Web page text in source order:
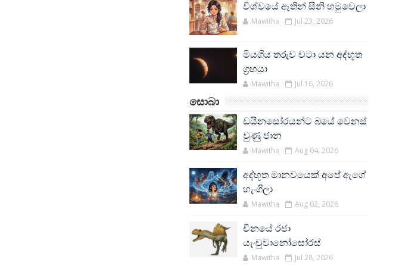
විශ්වයේ ඈතින් සීනි හමුවෙලා
Mawitha Jul 23, 2026
මියගිය තරුව වටා යන අද්භූත
ග්‍රහයා
Mawitha Jul 16, 2026
සොබා
ඩයිනසෝරයන්ට බයේ වෙනස්
වුණු ජාන
Mawitha Aug 04, 2026
අද්භූත මානවයෙක් අපේ ඇගේ
හැංගිලා
Mawitha Aug 02, 2026
චීනයේ රජා
යැංචුවානෝසෝරස්
Mawitha Jul 28, 2026